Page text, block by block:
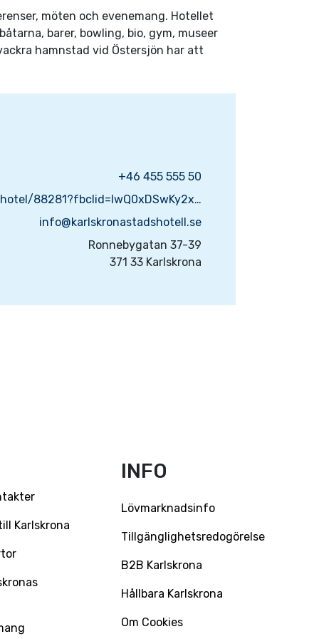
möten och evenemang. Hotellet
barer, bowling, bio, gym, museer
hamnstad vid Östersjön har att
+46 455 555 50
https://www.bestwestern.se/hotel/88281?fbclid=IwQ0xDSwKy2x1leHRuA2FlbQIxMQABHs5hObKIV2fUYCKkxrAJuwJtUaN0BOp9ZBu12N5WWM5nKw-4xLHAb75f_uks_aem_06bW1xc64BdfIoSo4SwHjA
info@karlskronastadshotell.se
Ronnebygatan 37-39
371 33 Karlskrona
Karlskrona
INFO
Lövmarknadsinfo
Tillgänglighetsredogörelse
B2B Karlskrona
Hållbara Karlskrona
Om Cookies